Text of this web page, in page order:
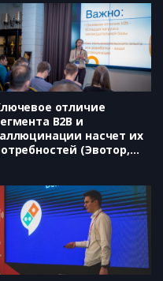
отличие
B2B и
насчет их
(Эвотор,